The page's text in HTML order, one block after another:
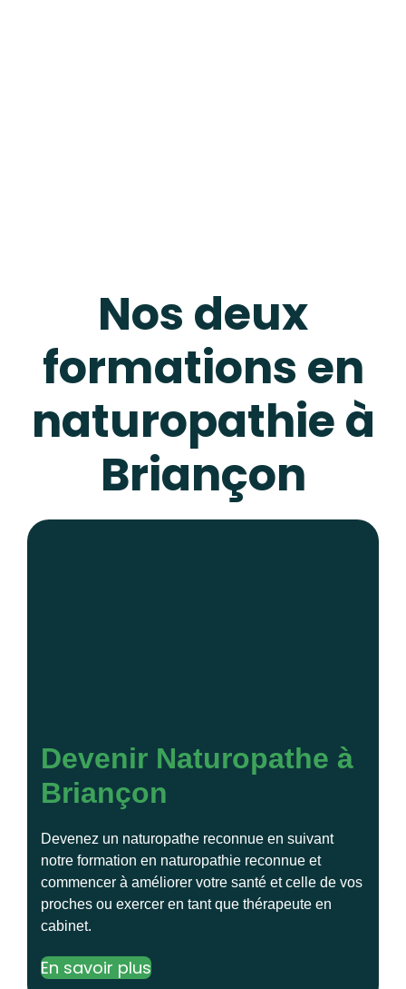
Nos deux
formations en
naturopathie à
Briançon
Devenir Naturopathe à
Briançon
Devenez un naturopathe reconnue en suivant
notre formation en naturopathie reconnue et
commencer à améliorer votre santé et celle de vos
proches ou exercer en tant que thérapeute en
cabinet.
En savoir plus